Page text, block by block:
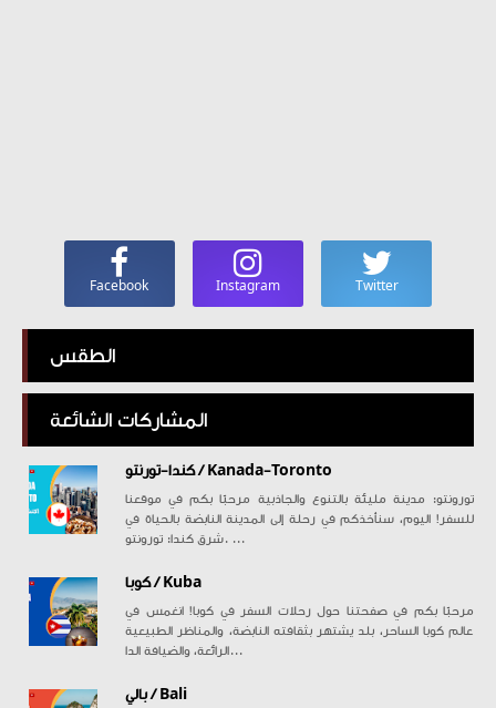
Facebook Instagram Twitter
الطقس
المشاركات الشائعة
كندا-تورنتو / Kanada-Toronto
تورونتو: مدينة مليئة بالتنوع والجاذبية مرحبًا بكم في موقعنا
للسفر! اليوم، سنأخذكم في رحلة إلى المدينة النابضة بالحياة في
شرق كندا: تورونتو. ...
كوبا / Kuba
مرحبًا بكم في صفحتنا حول رحلات السفر في كوبا! انغمس في
عالم كوبا الساحر، بلد يشتهر بثقافته النابضة، والمناظر الطبيعية
الرائعة، والضيافة الدا...
بالي / Bali